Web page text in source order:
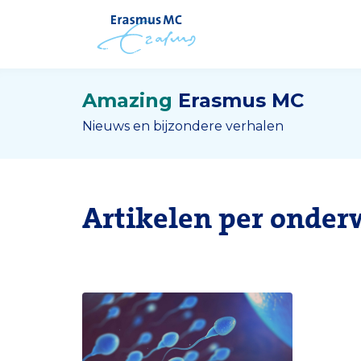
Amazing Erasmus MC
Nieuws en bijzondere verhalen
Artikelen per